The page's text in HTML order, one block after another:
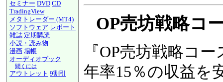
セミナー DVD CD
TradingView
メタトレーダー (MT4)
ソフトウェア レポート
雑誌 定期購読
小説・読み物
漫画 場帳
オーディオブック
聞くには
アウトレット 9割引
▼ 会社四季報のご
OP売坊戦略コ
『OP売坊戦略コー